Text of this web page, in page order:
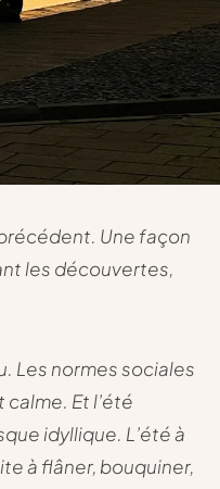
Une façon
les découvertes,
Les normes sociales
Et l’été
idyllique. L’été à
à flâner, bouquiner,